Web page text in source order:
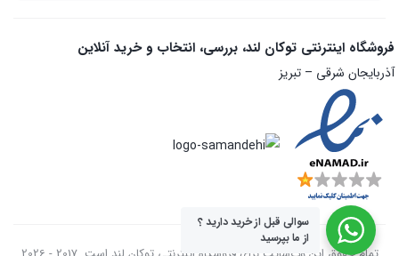
سوالی قبل از خرید دارید ؟
از ما بپرسید
فروشگاه اینترنتی توکان لند، بررسی، انتخاب و خرید آنلاین
آذربایجان شرقی – تبریز